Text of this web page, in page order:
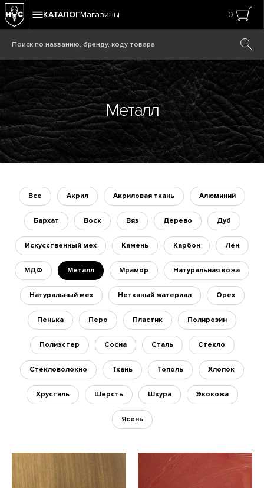
КАТАЛОГМагазины 0
Металл
Все Акрил Акриловая ткань Алюминий
Бархат Воск Вяз Дерево Дуб
Искусственный мех Камень Карбон Лён
МДФ Металл Мрамор Натуральная кожа
Натуральный мех Нетканый материал Орех
Пенька Перо Пластик Полирезин
Полиэстер Сосна Сталь Стекло
Стекловолокно Ткань Тополь Хлопок
Хрусталь Шерсть Шкура Экокожа
Ясень